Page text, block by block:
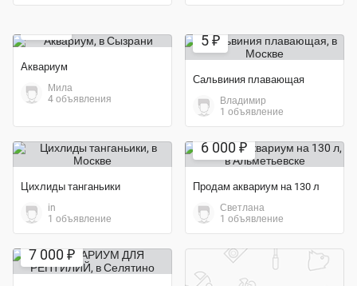
Аквариум
Мила
4 объявления
5 ₽
Сальвиния плавающая
Владимир
1 объявление
Цихлиды танганьики
in
1 объявление
6 000 ₽
Продам аквариум на 130 л
Светлана
1 объявление
7 000 ₽